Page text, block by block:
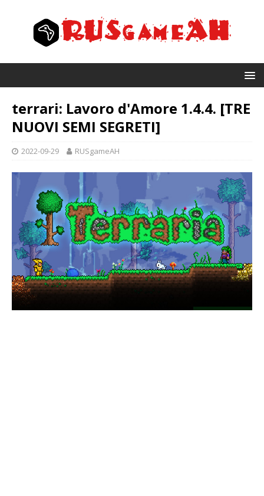
terrari: Lavoro d'Amore 1.4.4. [TRE
NUOVI SEMI SEGRETI]
2022-09-29 RUSgameAH